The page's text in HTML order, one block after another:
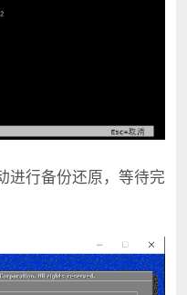
行备份还原，等待完